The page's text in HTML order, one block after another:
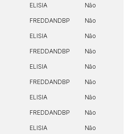
ELISIA Não
FREDDANDBP Não
ELISIA Não
FREDDANDBP Não
ELISIA Não
FREDDANDBP Não
ELISIA Não
FREDDANDBP Não
ELISIA Não